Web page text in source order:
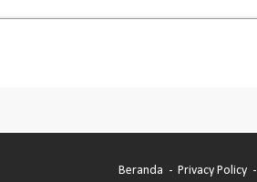
Beranda Privacy Policy